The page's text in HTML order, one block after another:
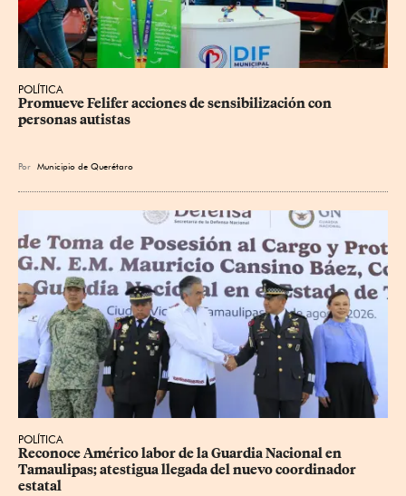
POLÍTICA
Promueve Felifer acciones de sensibilización con
personas autistas
Por Municipio de Querétaro
POLÍTICA
Reconoce Américo labor de la Guardia Nacional en
Tamaulipas; atestigua llegada del nuevo coordinador
estatal